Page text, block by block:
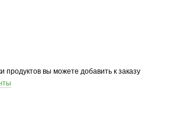
продуктов вы можете добавить к заказу